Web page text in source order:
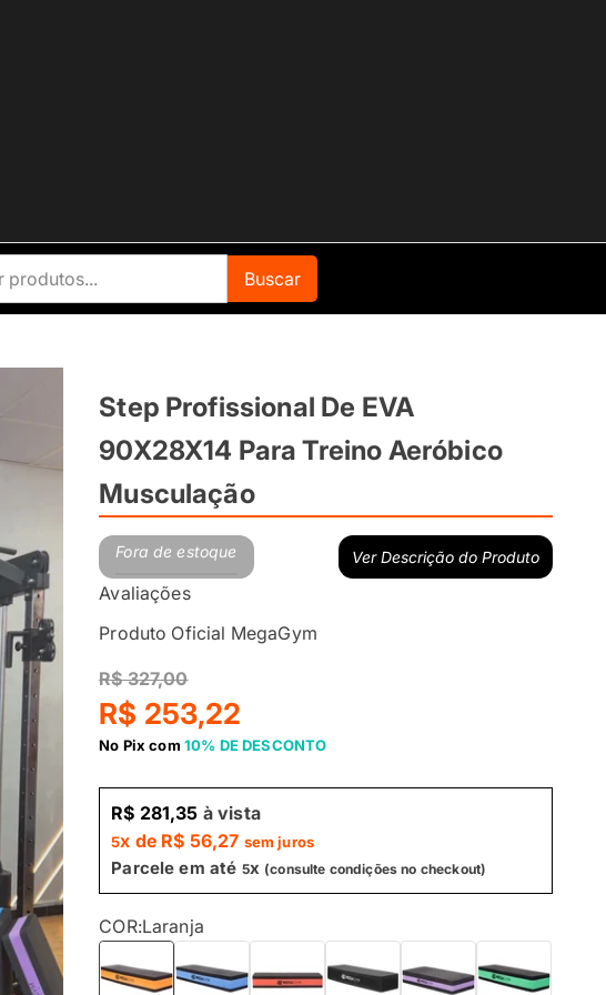
Buscar
Step Profissional De EVA
90X28X14 Para Treino Aeróbico
Musculação
Fora de estoque Ver Descrição do Produto
Avaliações
Produto Oficial MegaGym
R$ 281,35 à vista
5x de R$ 56,27 sem juros
Parcele em até 5x (consulte condições no checkout)
R$ 327,00
R$ 253,22
No Pix com 10% DE DESCONTO
COR:Laranja